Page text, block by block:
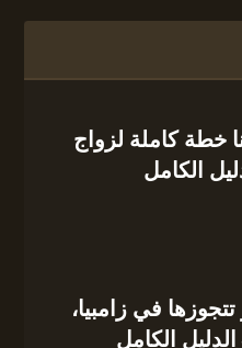
خطة كاملة لزواج
الكامل
تتجوزها في زامبيا،
الكامل